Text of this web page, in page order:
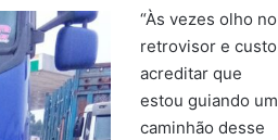
“Às vezes olho no
retrovisor e custo
acreditar que
estou guiando um
caminhão desse